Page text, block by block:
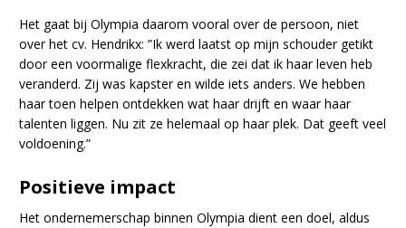
Het gaat bij Olympia daarom vooral over de persoon, niet
over het cv. Hendrikx: ”Ik werd laatst op mijn schouder getikt
door een voormalige flexkracht, die zei dat ik haar leven heb
veranderd. Zij was kapster en wilde iets anders. We hebben
haar toen helpen ontdekken wat haar drijft en waar haar
talenten liggen. Nu zit ze helemaal op haar plek. Dat geeft veel
voldoening.”
Positieve impact
Het ondernemerschap binnen Olympia dient een doel, aldus